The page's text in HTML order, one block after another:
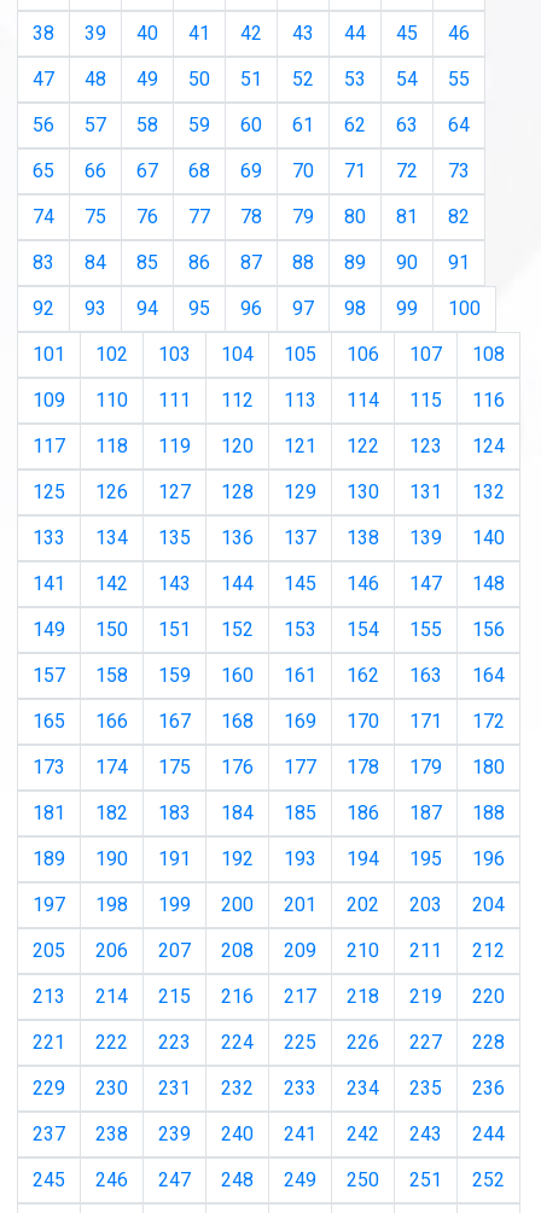
38
39 40 41 42 43 44 45
46
47
48 49 50 51 52 53 54
55
56
57 58 59 60 61 62 63
64
65
66 67 68 69 70 71 72
73
74
75 76 77 78 79 80 81
82
83
84 85 86 87 88 89 90
91
92
93 94 95 96 97 98 99
100
101
102 103 104 105 106 107
108
109
110 111 112 113 114 115
116
117
118 119 120 121 122 123
124
125
126 127 128 129 130 131
132
133
134 135 136 137 138 139
140
141
142 143 144 145 146 147
148
149
150 151 152 153 154 155
156
157
158 159 160 161 162 163
164
165
166 167 168 169 170 171
172
173
174 175 176 177 178 179
180
181
182 183 184 185 186 187
188
189
190 191 192 193 194 195
196
197
198 199 200 201 202 203
204
205
206 207 208 209 210 211
212
213
214 215 216 217 218 219
220
221
222 223 224 225 226 227
228
229
230 231 232 233 234 235
236
237
238 239 240 241 242 243
244
245
246 247 248 249 250 251
252